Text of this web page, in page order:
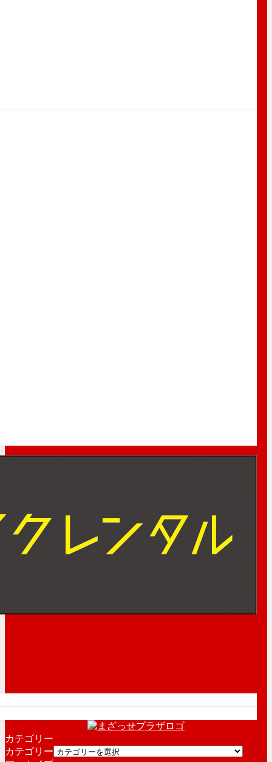
カテゴリー
カテゴリー